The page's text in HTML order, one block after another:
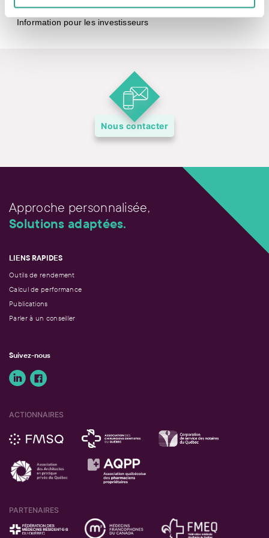
Information pour les investisseurs
Nous contacter
Approche personnalisée,
Solutions adaptées.
LIENS RAPIDES
Outils de rendement
Calcul de performance
Publications
Parler à un conseiller
Suivez-nous
ACTIONNAIRES
PARTENAIRES